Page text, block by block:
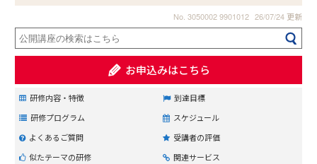
No. 3050002 9901012 26/07/24 更新
お申込みはこちら
研修内容・特徴
到達目標
研修プログラム
スケジュール
よくあるご質問
受講者の評価
似たテーマの研修
関連サービス